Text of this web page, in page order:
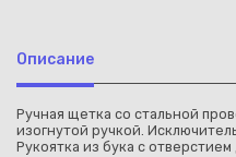
Описание
Ручная щетка со стальной
изогнутой ручкой.
Рукоятка из бука с